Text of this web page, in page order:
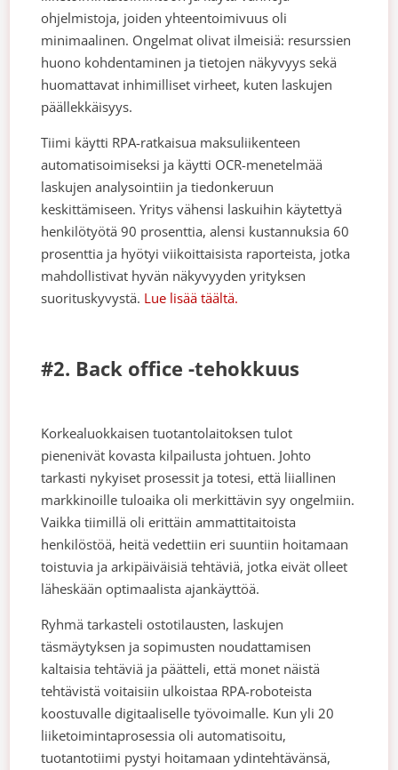
ohjelmistoja, joiden yhteentoimivuus oli
minimaalinen. Ongelmat olivat ilmeisiä: resurssien
huono kohdentaminen ja tietojen näkyvyys sekä
huomattavat inhimilliset virheet, kuten laskujen
päällekkäisyys.
Tiimi käytti RPA-ratkaisua maksuliikenteen
automatisoimiseksi ja käytti OCR-menetelmää
laskujen analysointiin ja tiedonkeruun
keskittämiseen. Yritys vähensi laskuihin käytettyä
henkilötyötä 90 prosenttia, alensi kustannuksia 60
prosenttia ja hyötyi viikoittaisista raporteista, jotka
mahdollistivat hyvän näkyvyyden yrityksen
suorituskyvystä. Lue lisää täältä.
#2. Back office -tehokkuus
Korkealuokkaisen tuotantolaitoksen tulot
pienenivät kovasta kilpailusta johtuen. Johto
tarkasti nykyiset prosessit ja totesi, että liiallinen
markkinoille tuloaika oli merkittävin syy ongelmiin.
Vaikka tiimillä oli erittäin ammattitaitoista
henkilöstöä, heitä vedettiin eri suuntiin hoitamaan
toistuvia ja arkipäiväisiä tehtäviä, jotka eivät olleet
läheskään optimaalista ajankäyttöä.
Ryhmä tarkasteli ostotilausten, laskujen
täsmäytyksen ja sopimusten noudattamisen
kaltaisia tehtäviä ja päätteli, että monet näistä
tehtävistä voitaisiin ulkoistaa RPA-roboteista
koostuvalle digitaaliselle työvoimalle. Kun yli 20
liiketoimintaprosessia oli automatisoitu,
tuotantotiimi pystyi hoitamaan ydintehtävänsä,